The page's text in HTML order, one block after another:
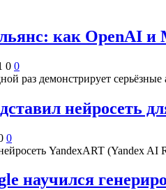
как OpenAI и
0 0
раз демонстрирует
нейросеть
0
YandexART (Yandex
научился